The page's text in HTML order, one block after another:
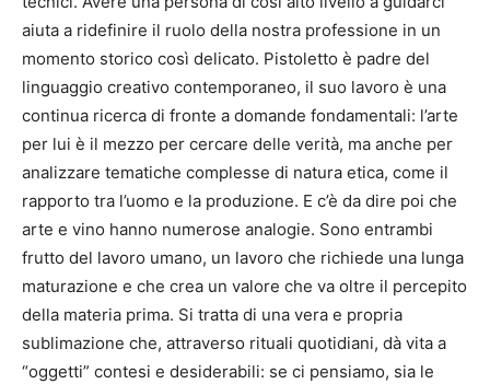
aiuta a ridefinire il ruolo della nostra professione in un
momento storico così delicato. Pistoletto è padre del
linguaggio creativo contemporaneo, il suo lavoro è una
continua ricerca di fronte a domande fondamentali: l’arte
per lui è il mezzo per cercare delle verità, ma anche per
analizzare tematiche complesse di natura etica, come il
rapporto tra l’uomo e la produzione. E c’è da dire poi che
arte e vino hanno numerose analogie. Sono entrambi
frutto del lavoro umano, un lavoro che richiede una lunga
maturazione e che crea un valore che va oltre il percepito
della materia prima. Si tratta di una vera e propria
sublimazione che, attraverso rituali quotidiani, dà vita a
“oggetti” contesi e desiderabili: se ci pensiamo, sia le